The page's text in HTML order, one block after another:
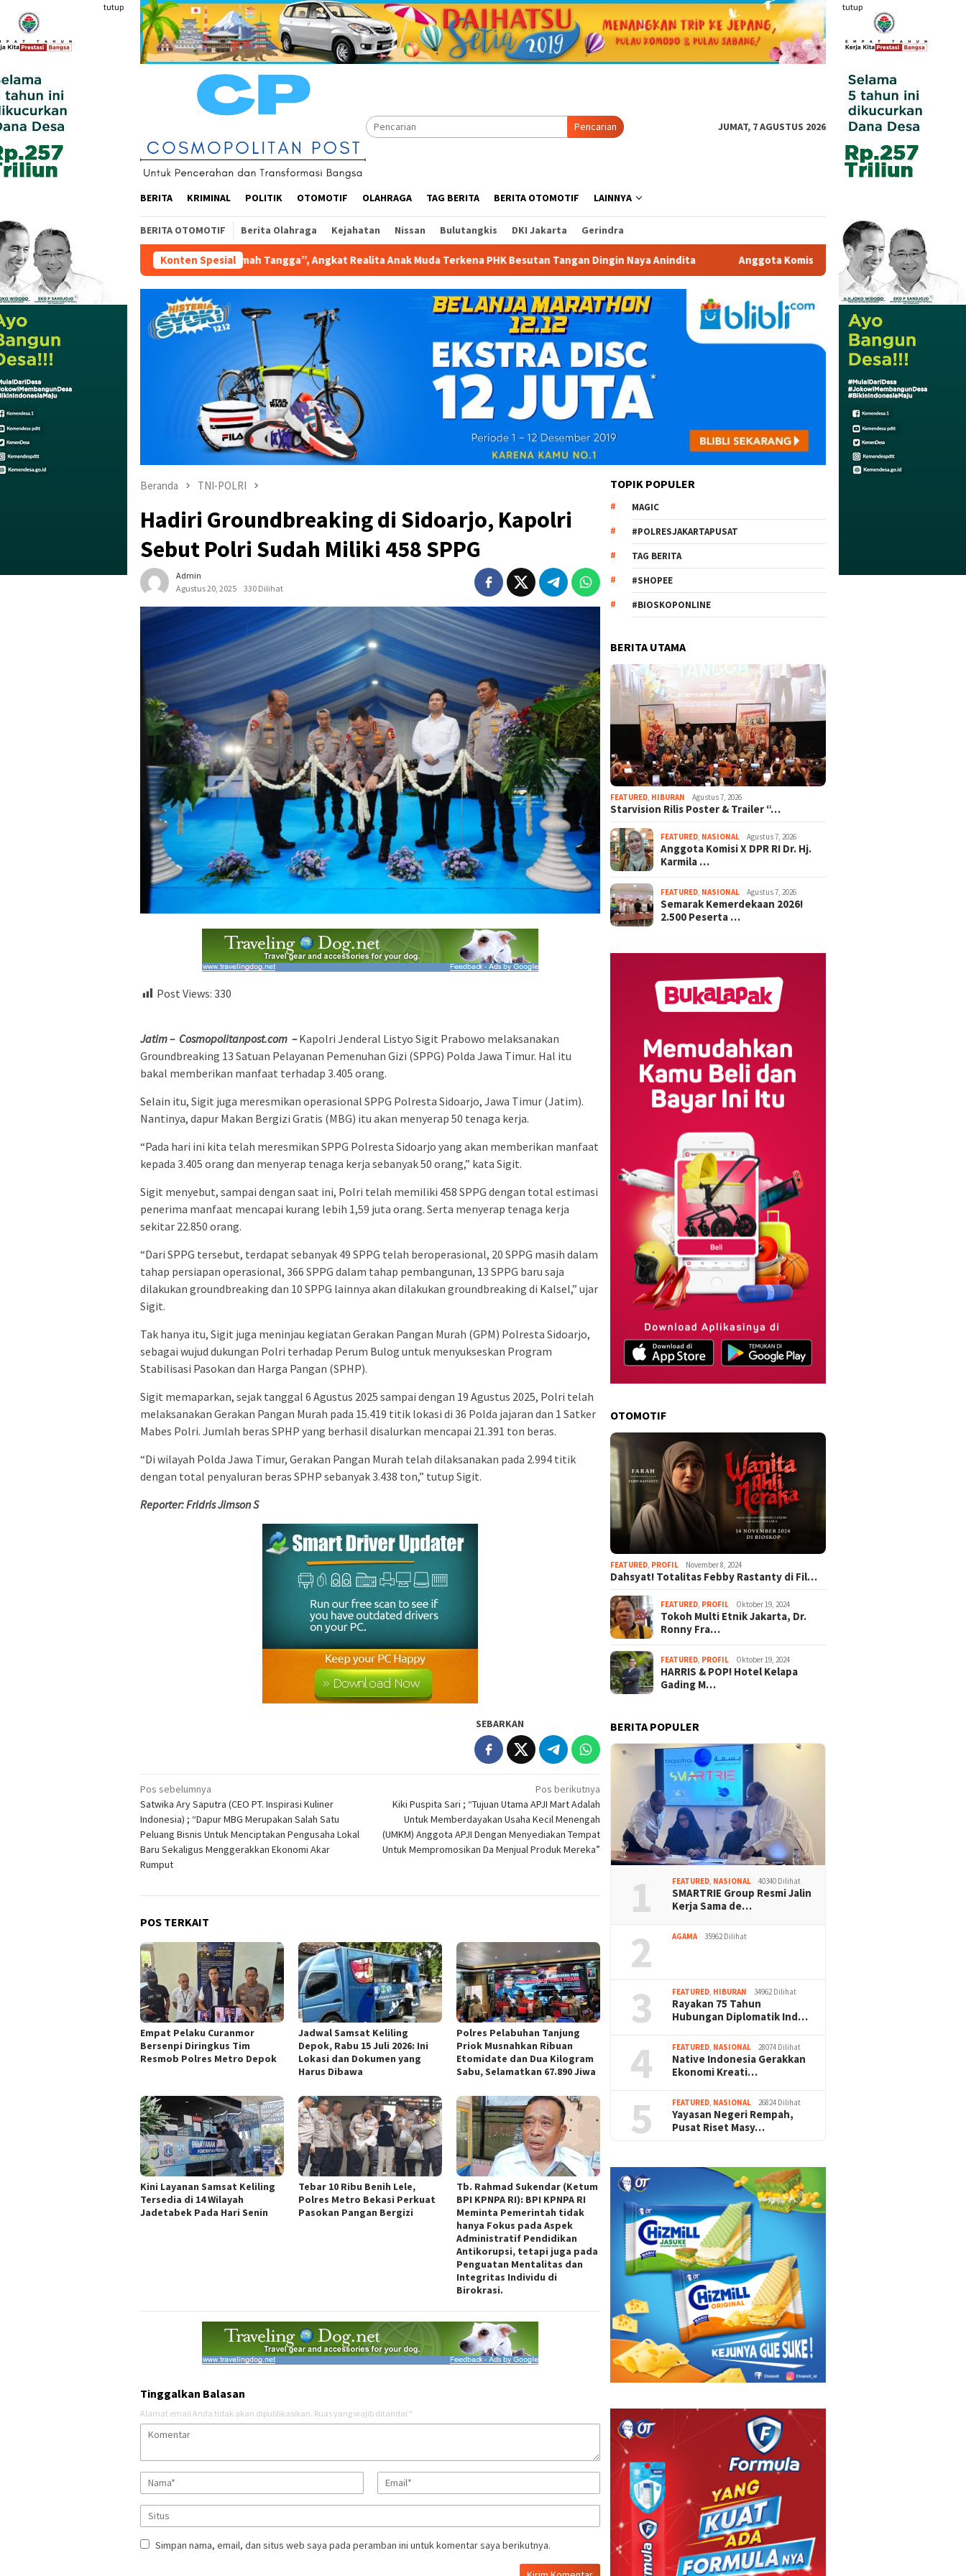
konten
tutup tutup
Pencarian JUMAT, 7 AGUSTUS 2026
BERITA KRIMINAL POLITIK OTOMOTIF OLAHRAGA TAG BERITA BERITA OTOMOTIF LAINNYA
BERITA OTOMOTIF Berita Olahraga Kejahatan Nissan Bulutangkis DKI Jakarta Gerindra
Konten Spesial
Rumah Tangga”, Angkat Realita Anak Muda Terkena PHK Besutan Tangan Dingin Naya Anindita Anggota Komisi X DPR RI Dr. Hj. Karmila Sari, S.Kom., M.M.; Sosok Bahlil Lahadalia
Beranda TNI-POLRI
Hadiri Groundbreaking di Sidoarjo, Kapolri
Sebut Polri Sudah Miliki 458 SPPG
Admin
Agustus 20, 2025
330 Dilihat
Post Views: 330
Jatim – Cosmopolitanpost.com –Kapolri Jenderal Listyo Sigit Prabowo melaksanakan
Groundbreaking 13 Satuan Pelayanan Pemenuhan Gizi (SPPG) Polda Jawa Timur. Hal itu
bakal memberikan manfaat terhadap 3.405 orang.
Selain itu, Sigit juga meresmikan operasional SPPG Polresta Sidoarjo, Jawa Timur (Jatim).
Nantinya, dapur Makan Bergizi Gratis (MBG) itu akan menyerap 50 tenaga kerja.
“Pada hari ini kita telah meresmikan SPPG Polresta Sidoarjo yang akan memberikan manfaat
kepada 3.405 orang dan menyerap tenaga kerja sebanyak 50 orang,” kata Sigit.
Sigit menyebut, sampai dengan saat ini, Polri telah memiliki 458 SPPG dengan total estimasi
penerima manfaat mencapai kurang lebih 1,59 juta orang. Serta menyerap tenaga kerja
sekitar 22.850 orang.
“Dari SPPG tersebut, terdapat sebanyak 49 SPPG telah beroperasional, 20 SPPG masih dalam
tahap persiapan operasional, 366 SPPG dalam tahap pembangunan, 13 SPPG baru saja
dilakukan groundbreaking dan 10 SPPG lainnya akan dilakukan groundbreaking di Kalsel,” ujar
Sigit.
Tak hanya itu, Sigit juga meninjau kegiatan Gerakan Pangan Murah (GPM) Polresta Sidoarjo,
sebagai wujud dukungan Polri terhadap Perum Bulog untuk menyukseskan Program
Stabilisasi Pasokan dan Harga Pangan (SPHP).
Sigit memaparkan, sejak tanggal 6 Agustus 2025 sampai dengan 19 Agustus 2025, Polri telah
melaksanakan Gerakan Pangan Murah pada 15.419 titik lokasi di 36 Polda jajaran dan 1 Satker
Mabes Polri. Jumlah beras SPHP yang berhasil disalurkan mencapai 21.391 ton beras.
“Di wilayah Polda Jawa Timur, Gerakan Pangan Murah telah dilaksanakan pada 2.994 titik
dengan total penyaluran beras SPHP sebanyak 3.438 ton,” tutup Sigit.
Reporter: Fridris Jimson S
SEBARKAN
Navigasi
pos
Pos sebelumnya
Satwika Ary Saputra (CEO PT. Inspirasi Kuliner
Indonesia) ; “Dapur MBG Merupakan Salah Satu
Peluang Bisnis Untuk Menciptakan Pengusaha Lokal
Baru Sekaligus Menggerakkan Ekonomi Akar
Rumput
Pos berikutnya
Kiki Puspita Sari ; “Tujuan Utama APJI Mart Adalah
Untuk Memberdayakan Usaha Kecil Menengah
(UMKM) Anggota APJI Dengan Menyediakan Tempat
Untuk Mempromosikan Da Menjual Produk Mereka”
POS TERKAIT
Empat Pelaku Curanmor
Bersenpi Diringkus Tim
Resmob Polres Metro Depok
Jadwal Samsat Keliling
Depok, Rabu 15 Juli 2026: Ini
Lokasi dan Dokumen yang
Harus Dibawa
Polres Pelabuhan Tanjung
Priok Musnahkan Ribuan
Etomidate dan Dua Kilogram
Sabu, Selamatkan 67.890 Jiwa
Kini Layanan Samsat Keliling
Tersedia di 14 Wilayah
Jadetabek Pada Hari Senin
Tebar 10 Ribu Benih Lele,
Polres Metro Bekasi Perkuat
Pasokan Pangan Bergizi
Tb. Rahmad Sukendar (Ketum
BPI KPNPA RI): BPI KPNPA RI
Meminta Pemerintah tidak
hanya Fokus pada Aspek
Administratif Pendidikan
Antikorupsi, tetapi juga pada
Penguatan Mentalitas dan
Integritas Individu di
Birokrasi.
Tinggalkan Balasan
Alamat email Anda tidak akan dipublikasikan. Ruas yang wajib ditandai *
Simpan nama, email, dan situs web saya pada peramban ini untuk komentar saya berikutnya.
TOPIK POPULER
MAGIC
#POLRESJAKARTAPUSAT
TAG BERITA
#SHOPEE
#BIOSKOPONLINE
BERITA UTAMA
FEATURED, HIBURAN Agustus 7, 2026
Starvision Rilis Poster & Trailer “…
FEATURED, NASIONAL Agustus 7, 2026
Anggota Komisi X DPR RI Dr. Hj.
Karmila …
FEATURED, NASIONAL Agustus 7, 2026
Semarak Kemerdekaan 2026!
2.500 Peserta …
OTOMOTIF
FEATURED, PROFIL November 8, 2024
Dahsyat! Totalitas Febby Rastanty di Fil…
FEATURED, PROFIL Oktober 19, 2024
Tokoh Multi Etnik Jakarta, Dr.
Ronny Fra…
FEATURED, PROFIL Oktober 19, 2024
HARRIS & POP! Hotel Kelapa
Gading M…
BERITA POPULER
1 FEATURED, NASIONAL 40340 Dilihat
SMARTRIE Group Resmi Jalin
Kerja Sama de…
2 AGAMA 35962 Dilihat
3 FEATURED, HIBURAN 34962 Dilihat
Rayakan 75 Tahun
Hubungan Diplomatik Ind…
4 FEATURED, NASIONAL 28074 Dilihat
Native Indonesia Gerakkan
Ekonomi Kreati…
5 FEATURED, NASIONAL 26824 Dilihat
Yayasan Negeri Rempah,
Pusat Riset Masy…